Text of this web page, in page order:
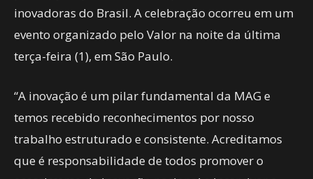
inovadoras do Brasil. A celebração ocorreu em um
evento organizado pelo Valor na noite da última
terça-feira (1), em São Paulo.
“A inovação é um pilar fundamental da MAG e
temos recebido reconhecimentos por nosso
trabalho estruturado e consistente. Acreditamos
que é responsabilidade de todos promover o